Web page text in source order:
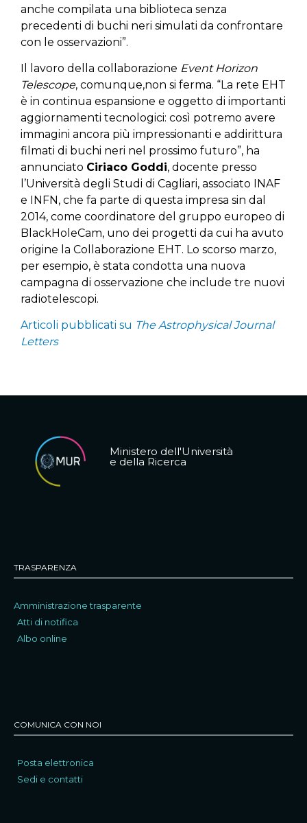
anche compilata una biblioteca senza
precedenti di buchi neri simulati da confrontare
con le osservazioni”.
Il lavoro della collaborazione Event Horizon
Telescope, comunque,non si ferma. “La rete EHT
è in continua espansione e oggetto di importanti
aggiornamenti tecnologici: così potremo avere
immagini ancora più impressionanti e addirittura
filmati di buchi neri nel prossimo futuro”, ha
annunciato Ciriaco Goddi, docente presso
l’Università degli Studi di Cagliari, associato INAF
e INFN, che fa parte di questa impresa sin dal
2014, come coordinatore del gruppo europeo di
BlackHoleCam, uno dei progetti da cui ha avuto
origine la Collaborazione EHT. Lo scorso marzo,
per esempio, è stata condotta una nuova
campagna di osservazione che include tre nuovi
radiotelescopi.
Articoli pubblicati su The Astrophysical Journal
Letters
Ministero dell'Università
e della Ricerca
TRASPARENZA
Amministrazione trasparente
Atti di notifica
Albo online
COMUNICA CON NOI
Posta elettronica
Sedi e contatti